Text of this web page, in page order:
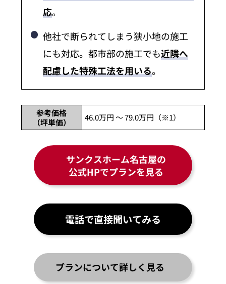
応。
他社で断られてしまう狭小地の施工
にも対応。都市部の施工でも近隣へ
配慮した特殊工法を用いる。
参考価格
（坪単価）
46.0万円 ～ 79.0万円（※1）
サンクスホーム名古屋の
公式HPでプランを見る
電話で直接聞いてみる
プランについて詳しく見る